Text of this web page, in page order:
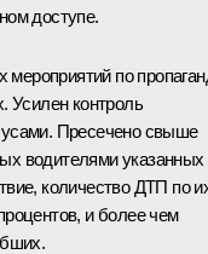
доступе.
по
Усилен контроль
Пресечено свыше
водителями указанных
количество ДТП по
и более чем